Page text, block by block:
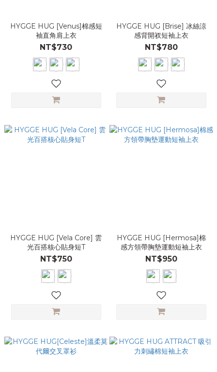
HYGGE HUG [Venus]棉感短
袖直角肩上衣
NT$730
HYGGE HUG [Brise] 冰絲涼
感背開衩短袖上衣
NT$780
HYGGE HUG [Vela Core] 雲
光百搭核心貼身短T
NT$750
HYGGE HUG [Hermosa]棉
感方領帶胸墊運動短袖上衣
NT$950